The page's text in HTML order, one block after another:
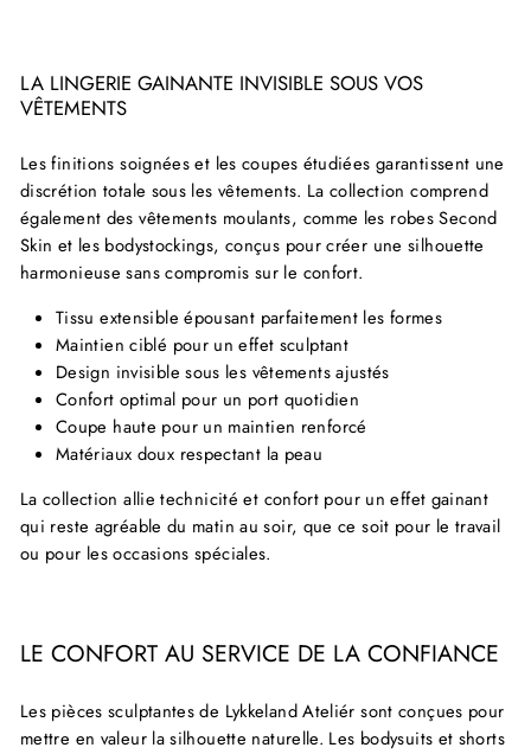
LA LINGERIE GAINANTE INVISIBLE SOUS VOS
VÊTEMENTS
Les finitions soignées et les coupes étudiées garantissent une
discrétion totale sous les vêtements. La collection comprend
également des vêtements moulants, comme les robes Second
Skin et les bodystockings, conçus pour créer une silhouette
harmonieuse sans compromis sur le confort.
Tissu extensible épousant parfaitement les formes
Maintien ciblé pour un effet sculptant
Design invisible sous les vêtements ajustés
Confort optimal pour un port quotidien
Coupe haute pour un maintien renforcé
Matériaux doux respectant la peau
La collection allie technicité et confort pour un effet gainant
qui reste agréable du matin au soir, que ce soit pour le travail
ou pour les occasions spéciales.
LE CONFORT AU SERVICE DE LA CONFIANCE
Les pièces sculptantes de Lykkeland Ateliér sont conçues pour
mettre en valeur la silhouette naturelle. Les bodysuits et shorts